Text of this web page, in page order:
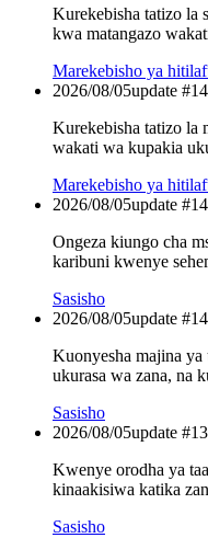
Kurekebisha tatizo la
kwa matangazo
Marekebisho ya
2026/08/05update #
Kurekebisha tatizo la
wakati wa kupakia
Marekebisho ya
2026/08/05update #
Ongeza kiungo cha
karibuni kwenye
Sasisho
2026/08/05update #
Kuonyesha majina
ukurasa wa zana, na
Sasisho
2026/08/05update #
Kwenye orodha ya
kinaakisiwa katika
Sasisho